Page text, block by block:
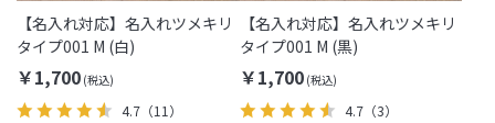
【名入れ対応】名入れツメキリ
タイプ001 M (白)
￥1,700
4.7 （11）
【名入れ対応】名入れツメキリ
タイプ001 M (黒)
￥1,700
4.7（3）